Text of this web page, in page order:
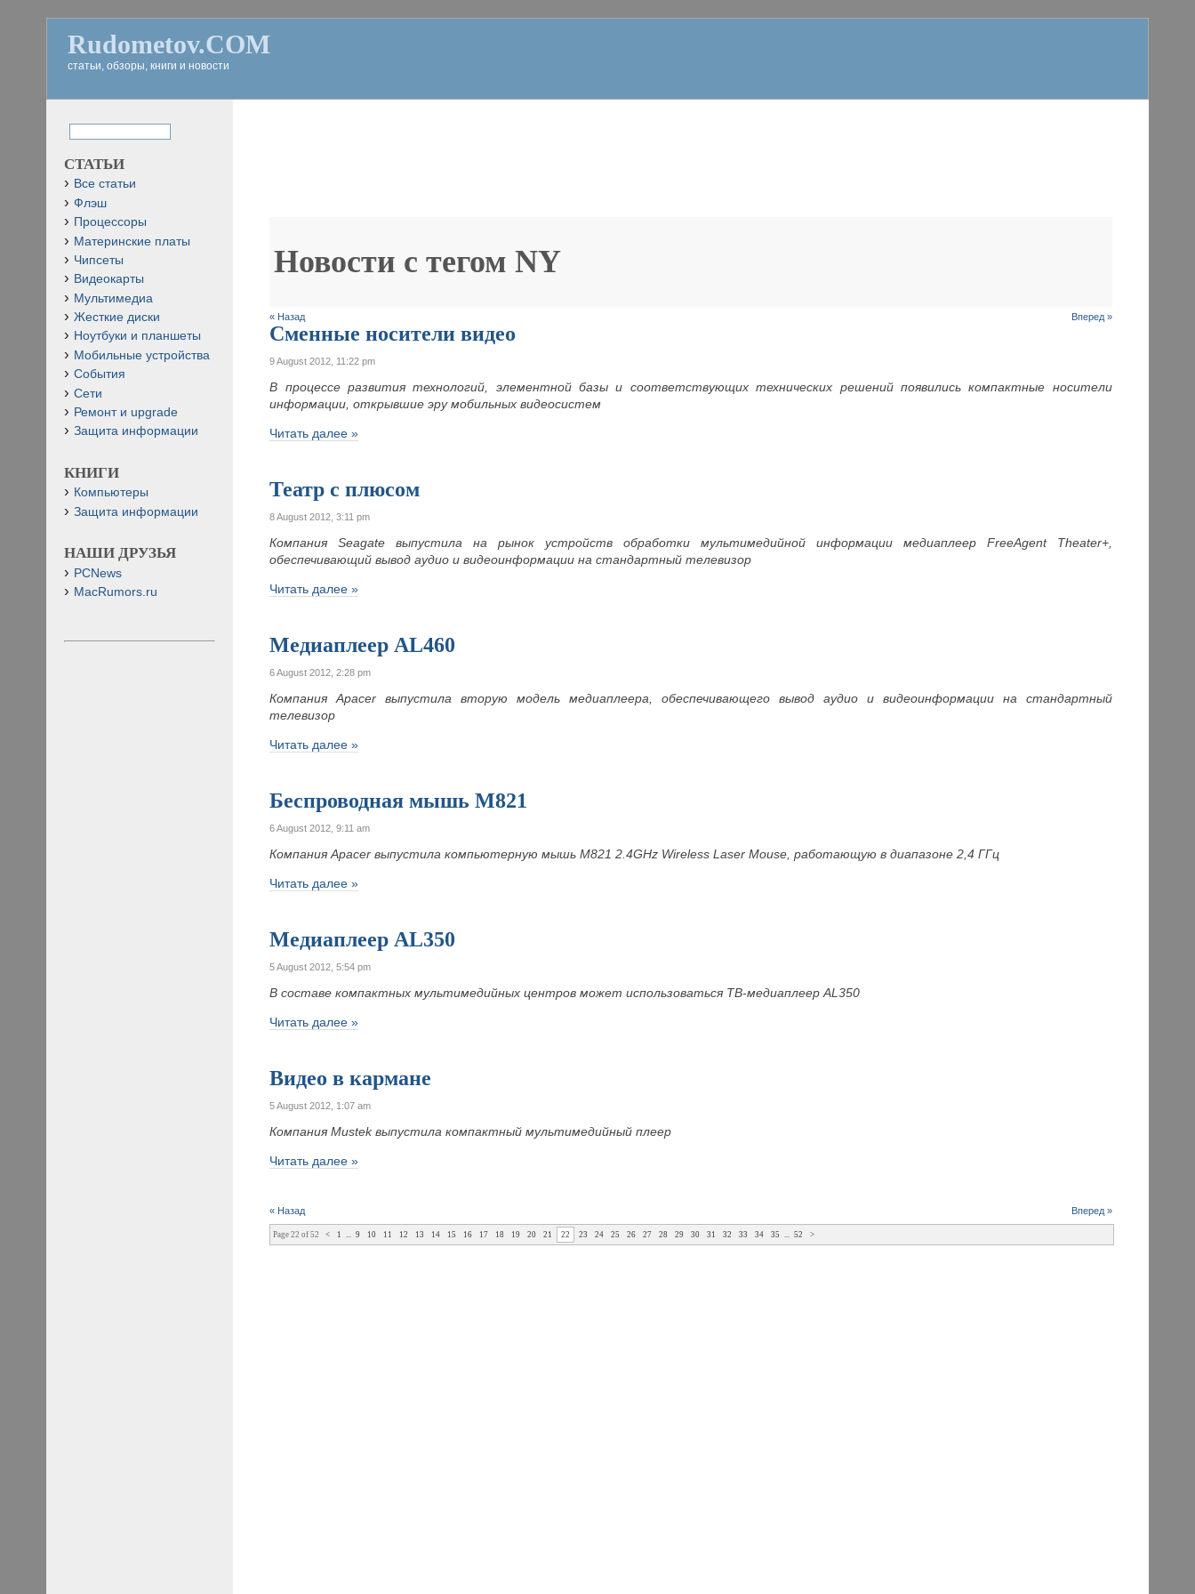
Rudometov.COM
статьи, обзоры, книги и новости
Новости с тегомNY
« Назад Вперед »
Сменные носители видео
9 August 2012, 11:22 pm
В процессе развития технологий, элементной базы и соответствующих технических решений появились компактные носители
информации, открывшие эру мобильных видеосистем
Читать далее »
Театр с плюсом
8 August 2012, 3:11 pm
Компания Seagate выпустила на рынок устройств обработки мультимедийной информации медиаплеер FreeAgent Theater+,
обеспечивающий вывод аудио и видеоинформации на стандартный телевизор
Читать далее »
Медиаплеер AL460
6 August 2012, 2:28 pm
Компания Apacer выпустила вторую модель медиаплеера, обеспечивающего вывод аудио и видеоинформации на стандартный
телевизор
Читать далее »
Беспроводная мышь M821
6 August 2012, 9:11 am
Компания Apacerвыпустила компьютерную мышь M821 2.4GHz Wireless Laser Mouse, работающую в диапазоне 2,4 ГГц
Читать далее »
Медиаплеер AL350
5 August 2012, 5:54 pm
В составе компактных мультимедийных центров может использоваться TB-медиаплеер AL350
Читать далее »
Видео в кармане
5 August 2012, 1:07 am
КомпанияMustek выпустила компактный мультимедийный плеер
Читать далее »
« Назад Вперед »
Page 22 of 52 < 1 9 10 11 12 13 14 15 16 17 18 19 20 21 22 23 24 25 26 27 28 29 30 31 32 33 34 35 52 >
СТАТЬИ
Все статьи
Флэш
Процессоры
Материнские платы
Чипсеты
Видеокарты
Мультимедиа
Жесткие диски
Ноутбуки и планшеты
Мобильные устройства
События
Сети
Ремонт и upgrade
Защита информации
КНИГИ
Компьютеры
Защита информации
НАШИ ДРУЗЬЯ
PCNews
MacRumors.ru